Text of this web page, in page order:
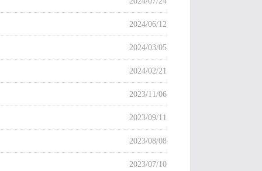
2024/06/12
2024/03/05
2024/02/21
2023/11/06
2023/09/11
2023/08/08
2023/07/10